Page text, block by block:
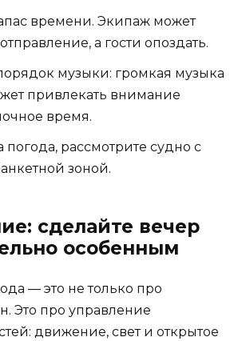
времени. Экипаж может
а гости опоздать.
музыки: громкая музыка
привлекать внимание
время.
погода, рассмотрите судно с
зоной.
сделайте вечер
особенным
— это не только про
Это про управление
движение, свет и открытое